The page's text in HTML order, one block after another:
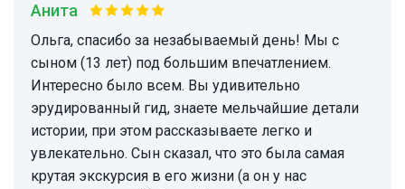
Анита
Ольга, спасибо за незабываемый день! Мы с
сыном (13 лет) под большим впечатлением.
Интересно было всем. Вы удивительно
эрудированный гид, знаете мельчайшие детали
истории, при этом рассказываете легко и
увлекательно. Сын сказал, что это была самая
крутая экскурсия в его жизни (а он у нас